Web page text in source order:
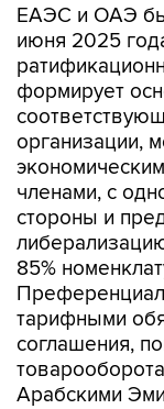
ЕАЭС и ОАЭ
июня 2025
формирует
организации,
членами, с
стороны и
85%
тарифными
соглашения,
Арабскими